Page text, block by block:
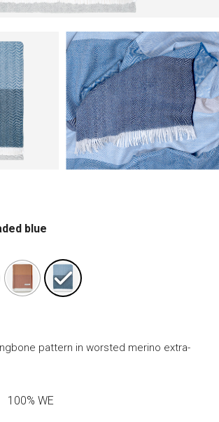
blue
pattern in worsted merino extra-
100% WE